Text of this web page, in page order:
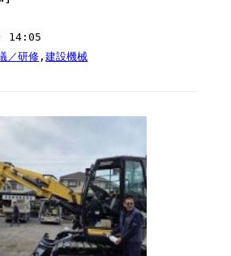
) 14:05
／研修,建設機械